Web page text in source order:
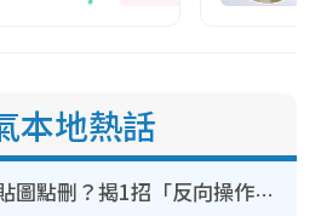
本地熱話
WhatsApp預設貼圖點刪？揭1招「反向操作」還原簡潔介面 附3步實測教學